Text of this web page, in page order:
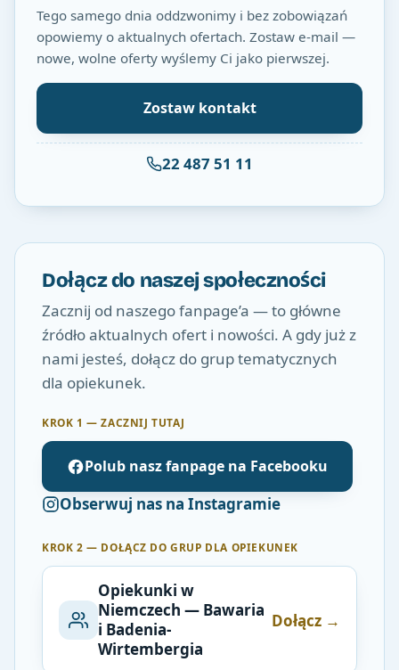
Tego samego dnia oddzwonimy i bez zobowiązań
opowiemy o aktualnych ofertach. Zostaw e-mail —
nowe, wolne oferty wyślemy Ci jako pierwszej.
Zostaw kontakt
22 487 51 11
Dołącz do naszej społeczności
Zacznij od naszego fanpage’a — to główne
źródło aktualnych ofert i nowości. A gdy już z
nami jesteś, dołącz do grup tematycznych
dla opiekunek.
KROK 1 — ZACZNIJ TUTAJ
Polub nasz fanpage na Facebooku
Obserwuj nas na Instagramie
KROK 2 — DOŁĄCZ DO GRUP DLA OPIEKUNEK
Opiekunki w
Niemczech — Bawaria
i Badenia-
Wirtembergia
Dołącz →